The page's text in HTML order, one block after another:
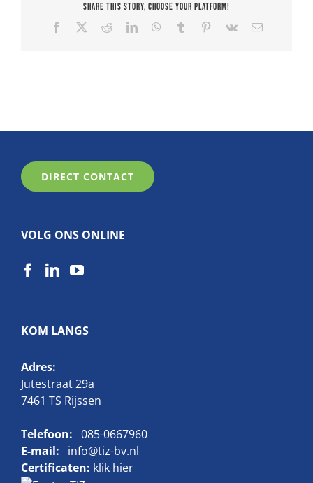
Share This Story, Choose Your Platform!
Facebook
RedditLinkedInWhatsApp
Tumblr Pinterest
Vk
E-
DIRECT CONTACT
VOLG ONS ONLINE
KOM LANGS
Adres:
Jutestraat 29a
7461 TS Rijssen
Telefoon: 085-0667960
E-mail:
info@tiz-bv.nl
Certificaten: klik hier